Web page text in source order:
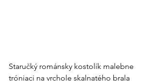
Staručký románsky kostolík malebne
tróniaci na vrchole skalnatého brala